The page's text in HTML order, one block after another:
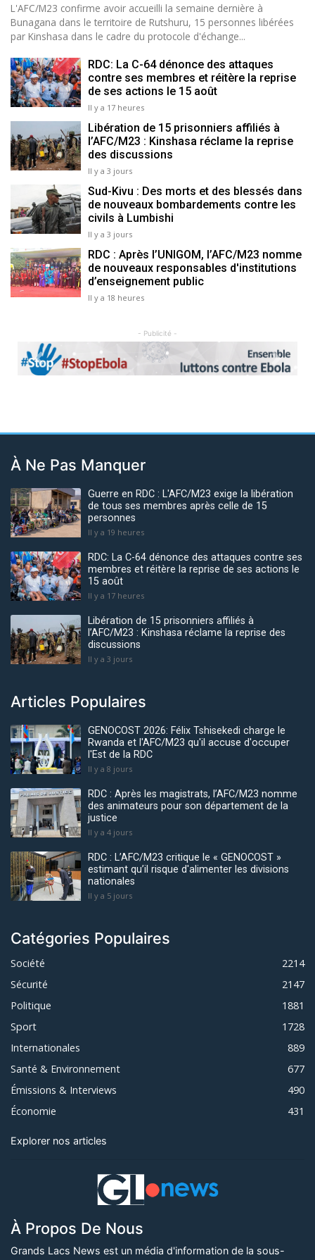
L'AFC/M23 confirme avoir accueilli la semaine dernière à
Bunagana dans le territoire de Rutshuru, 15 personnes libérées
par Kinshasa dans le cadre du protocole d'échange...
RDC: La C-64 dénonce des attaques
contre ses membres et réitère la reprise
de ses actions le 15 août
Il y a 17 heures
Libération de 15 prisonniers affiliés à
l’AFC/M23 : Kinshasa réclame la reprise
des discussions
Il y a 3 jours
Sud-Kivu : Des morts et des blessés dans
de nouveaux bombardements contre les
civils à Lumbishi
Il y a 3 jours
RDC : Après l’UNIGOM, l’AFC/M23 nomme
de nouveaux responsables d'institutions
d’enseignement public
Il y a 18 heures
- Publicité -
Previous Next
À Ne Pas Manquer
Guerre en RDC : L'AFC/M23 exige la libération
de tous ses membres après celle de 15
personnes
Il y a 19 heures
RDC: La C-64 dénonce des attaques contre ses
membres et réitère la reprise de ses actions le
15 août
Il y a 17 heures
Libération de 15 prisonniers affiliés à
l’AFC/M23 : Kinshasa réclame la reprise des
discussions
Il y a 3 jours
Articles Populaires
GENOCOST 2026: Félix Tshisekedi charge le
Rwanda et l'AFC/M23 qu'il accuse d'occuper
l'Est de la RDC
Il y a 8 jours
RDC : Après les magistrats, l’AFC/M23 nomme
des animateurs pour son département de la
justice
Il y a 4 jours
RDC : L’AFC/M23 critique le « GENOCOST »
estimant qu’il risque d'alimenter les divisions
nationales
Il y a 5 jours
Catégories Populaires
Société
2214
Sécurité
2147
Politique
1881
Sport
1728
Internationales
889
Santé & Environnement
677
Émissions & Interviews
490
Économie
431
Explorer nos articles
À Propos De Nous
Grands Lacs News est un média d'information de la sous-